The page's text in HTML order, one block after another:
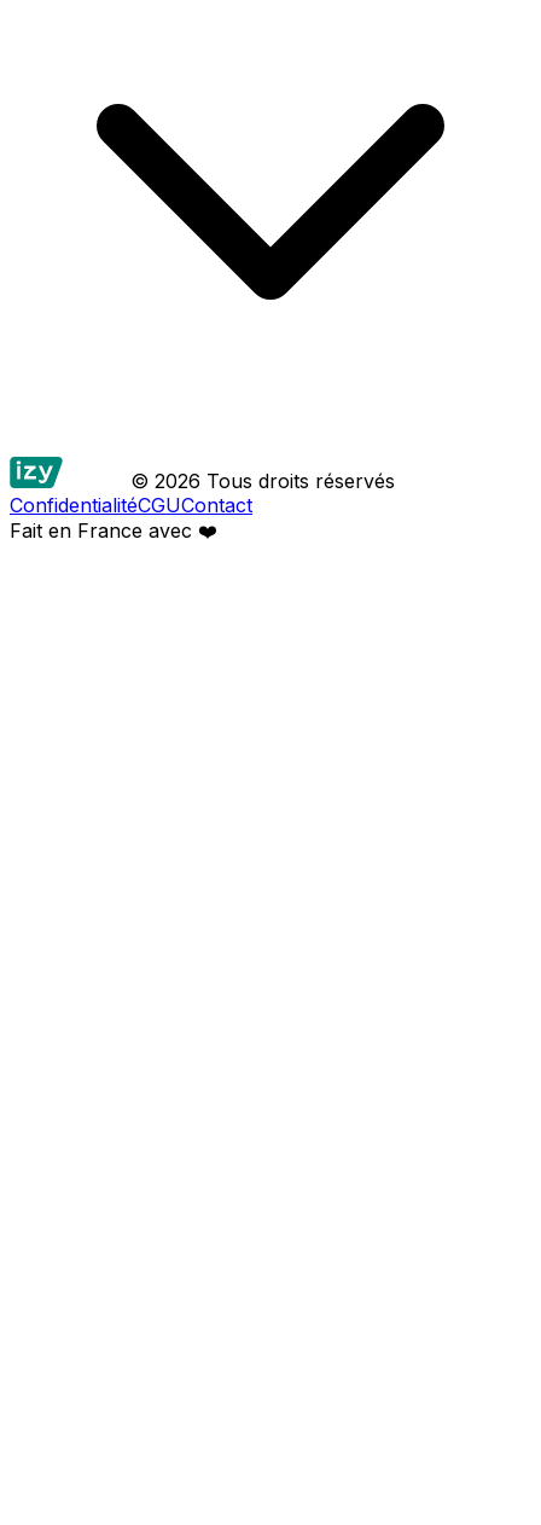
© 2026 Tous droits réservés
ConfidentialitéCGUContact
Fait en France avec ❤️